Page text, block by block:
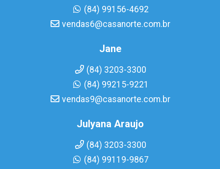
(84) 99156-4692
vendas6@casanorte.com.br
Jane
(84) 3203-3300
(84) 99215-9221
vendas9@casanorte.com.br
Julyana Araujo
(84) 3203-3300
(84) 99119-9867